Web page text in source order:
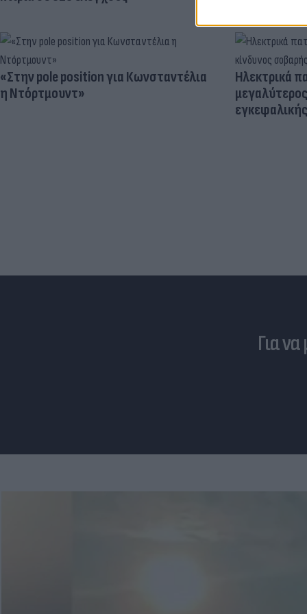
«Στην pole position για Κωνσταντέλια
η Ντόρτμουντ»
Ηλεκτρικά
Για